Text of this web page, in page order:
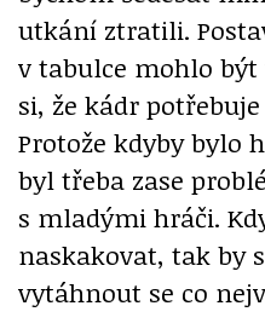
utkání ztratili.
v tabulce mohlo
si, že kádr
Protože kdyby bylo
byl třeba zase
s mladými hráči.
naskakovat, tak by
vytáhnout se co